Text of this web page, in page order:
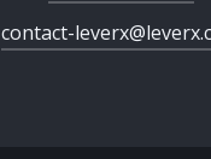
contact-